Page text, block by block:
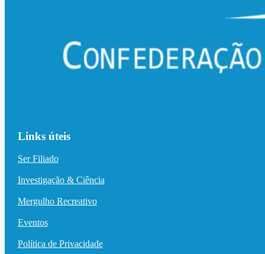
Links úteis
Ser Filiado
Investigação & Ciência
Mergulho Recreativo
Eventos
Política de Privacidade